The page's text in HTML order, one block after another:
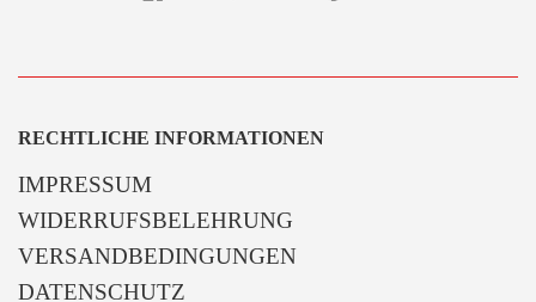
RECHTLICHE INFORMATIONEN
IMPRESSUM
WIDERRUFSBELEHRUNG
VERSANDBEDINGUNGEN
DATENSCHUTZ